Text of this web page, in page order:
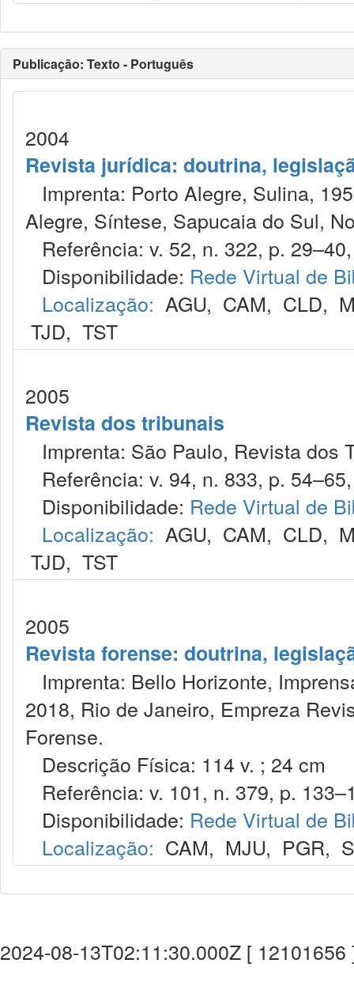
Publicação: Texto - Português
2004
Revista jurídica: doutrina,
Imprenta: Porto Alegre, Sulina,
Alegre, Síntese, Sapucaia do Sul,
Referência: v. 52, n. 322, p.
Disponibilidade: Rede Virtual de
Localização: AGU, CAM, CLD,
TJD, TST
2005
Revista dos tribunais
Imprenta: São Paulo, Revista dos
Referência: v. 94, n. 833, p.
Disponibilidade: Rede Virtual de
Localização: AGU, CAM, CLD,
TJD, TST
2005
Revista forense: doutrina,
Imprenta: Bello Horizonte,
2018, Rio de Janeiro, Empreza
Forense.
Descrição Física: 114 v. ; 24 cm
Referência: v. 101, n. 379, p.
Disponibilidade: Rede Virtual de
Localização: CAM, MJU, PGR,
2024-08-13T02:11:30.000Z [ 12101656